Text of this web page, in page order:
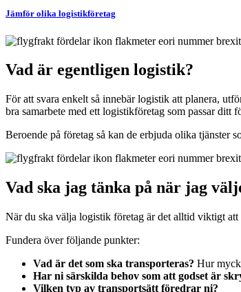
Jämför olika logistikföretag
Vad är egentligen logistik?
För att svara enkelt så innebär logistik att planera,
bra samarbete med ett logistikföretag som passar
Beroende på företag så kan de erbjuda olika tjänster
Vad ska jag tänka på när jag
När du ska välja logistik företag är det alltid viktigt
Fundera över följande punkter:
Vad är det som ska transporteras? Hur
Har ni särskilda behov som att godset är
Vilken typ av transportsätt föredrar ni?